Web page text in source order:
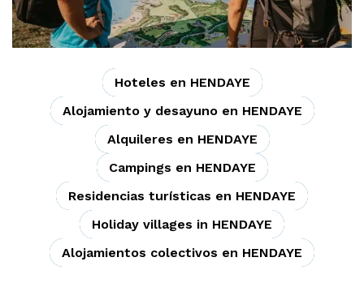
Hoteles en HENDAYE
Alojamiento y desayuno en HENDAYE
Alquileres en HENDAYE
Campings en HENDAYE
Residencias turísticas en HENDAYE
Holiday villages in HENDAYE
Alojamientos colectivos en HENDAYE